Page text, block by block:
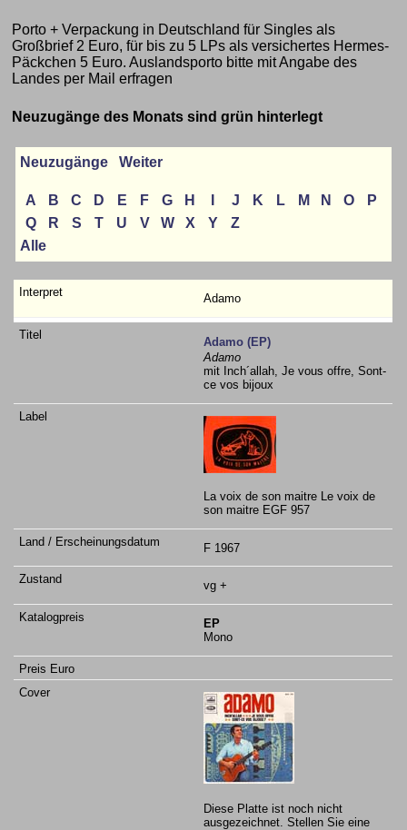
Porto + Verpackung in Deutschland für Singles als
Großbrief 2 Euro, für bis zu 5 LPs als versichertes Hermes-
Päckchen 5 Euro. Auslandsporto bitte mit Angabe des
Landes per Mail erfragen
Neuzugänge des Monats sind grün hinterlegt
Neuzugänge Weiter
A B C D E F G H J K L M N O
P
Q
R S T U V W X Y
Z
Alle
Adamo
Adamo (EP)
Adamo
mit Inch´allah, Je vous offre, Sont-
ce vos bijoux
La voix de son maitre Le voix de
son maitre EGF 957
F 1967
vg +
EP
Mono
Diese Platte ist noch nicht
ausgezeichnet. Stellen Sie eine